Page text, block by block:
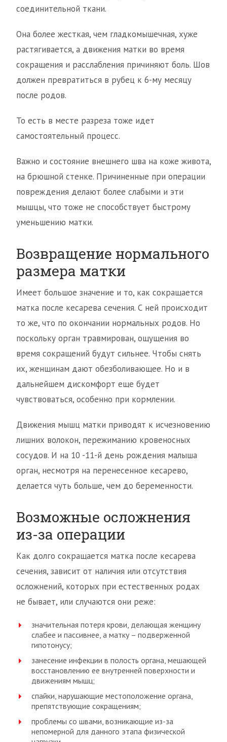
соединительной ткани.
Она более жесткая, чем гладкомышечная, хуже
растягивается, а движения матки во время
сокращения и расслабления причиняют боль. Шов
должен превратиться в рубец к 6-му месяцу
после родов.
То есть в месте разреза тоже идет
самостоятельный процесс.
Важно и состояние внешнего шва на коже живота,
на брюшной стенке. Причиненные при операции
повреждения делают более слабыми и эти
мышцы, что тоже не способствует быстрому
уменьшению матки.
Возвращение нормального
размера матки
Имеет большое значение и то, как сокращается
матка после кесарева сечения. С ней происходит
то же, что по окончании нормальных родов. Но
поскольку орган травмирован, ощущения во
время сокращений будут сильнее. Чтобы снять
их, женщинам дают обезболивающее. Но и в
дальнейшем дискомфорт еще будет
чувствоваться, особенно при кормлении.
Движения мышц матки приводят к исчезновению
лишних волокон, пережиманию кровеносных
сосудов. И на 10 -11-й день рождения малыша
орган, несмотря на перенесенное кесарево,
делается чуть больше, чем до беременности.
Возможные осложнения
из-за операции
Как долго сокращается матка после кесарева
сечения, зависит от наличия или отсутствия
осложнений, которых при естественных родах
не бывает, или случаются они реже:
значительная потеря крови, делающая женщину
слабее и пассивнее, а матку – подверженной
гипотонусу;
занесение инфекции в полость органа, мешающей
восстановлению ее внутренней поверхности и
движениям мышц;
спайки, нарушающие местоположение органа,
препятствующие сокращениям;
проблемы со швами, возникающие из-за
непомерной для данного этапа физической